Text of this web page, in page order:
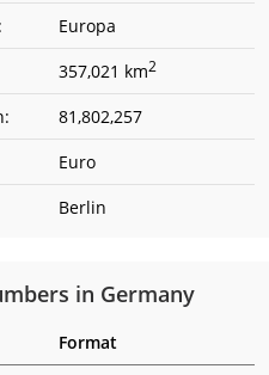
Europa
357,021 km2
81,802,257
Euro
Berlin
in Germany
Format